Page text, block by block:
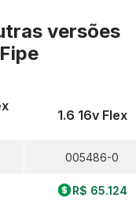
versões
1.6 16v Flex
005486-0
R$ 65.124